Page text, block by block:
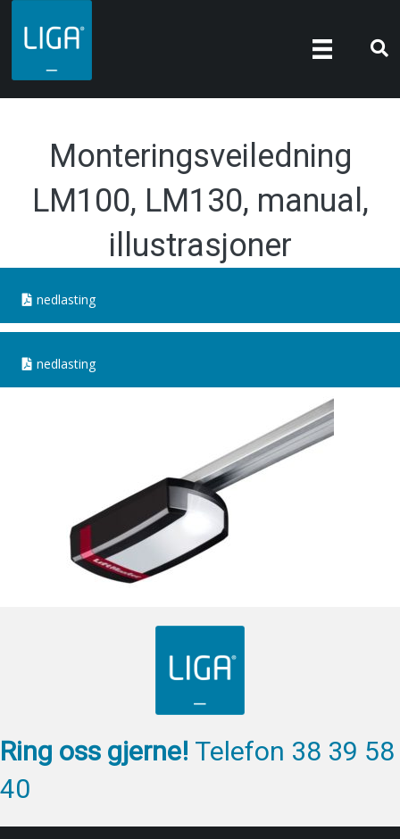
Monteringsveiledning
LM100, LM130, manual,
illustrasjoner
nedlasting
nedlasting
Ring oss gjerne! Telefon 38 39 58
40